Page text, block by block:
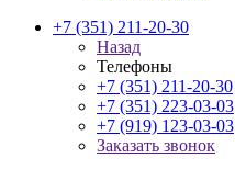
+7 (351) 211-20-30
Назад
Телефоны
+7 (351) 211-20-30
+7 (351) 223-03-03
+7 (919) 123-03-03
Заказать звонок